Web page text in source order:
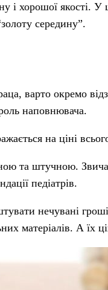
хорошої якості. У
середину”.
варто окремо
наповнювача.
на ціні
та штучною.
педіатрів.
нечувані
матеріалів. А їх